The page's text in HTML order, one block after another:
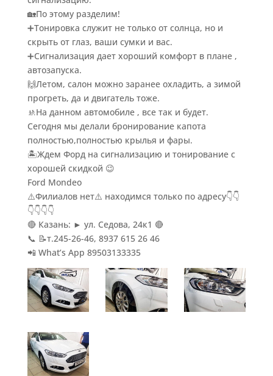
🏡По этому разделим!
➕Тонировка служит не только от солнца, но и
скрыть от глаз, ваши сумки и вас.
➕Сигнализация дает хороший комфорт в плане ,
автозапуска.
🙌Летом, салон можно заранее охладить, а зимой
прогреть, да и двигатель тоже.
🚸На данном автомобиле , все так и будет.
Сегодня мы делали бронирование капота
полностью,полностью крылья и фары.
🏝Ждем Форд на сигнализацию и тонирование с
хорошей скидкой 😉
Ford Mondeo
⚠️Филиалов нет⚠️ находимся только по адресу👇👇
👇👇👇👇
🔴 Казань: ► ул. Седова, 24к1 🔴
📞 📝т.245-26-46, 8937 615 26 46
📲 What’s App 89503133335